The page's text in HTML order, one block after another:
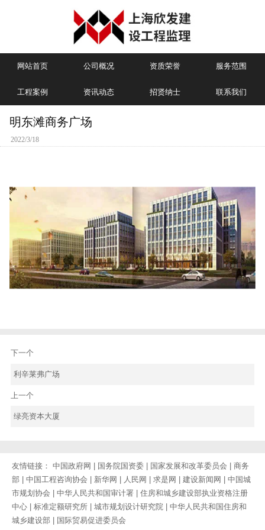
网站首页 公司概况 资质荣誉 服务范围
工程案例 资讯动态 招贤纳士 联系我们
明东滩商务广场
2022/3/18
下一个
利辛莱弗广场
上一个
绿亮资本大厦
友情链接： 中国政府网 | 国务院国资委 | 国家发展和改革委员会 | 商务
部 | 中国工程咨询协会 | 新华网 | 人民网 | 求是网 | 建设新闻网 | 中国城
市规划协会 | 中华人民共和国审计署 | 住房和城乡建设部执业资格注册
中心 | 标准定额研究所 | 城市规划设计研究院 | 中华人民共和国住房和
城乡建设部 | 国际贸易促进委员会